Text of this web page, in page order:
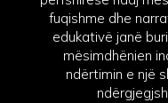
fuqishme dhe
edukativë janë
mësimdhënien
ndërtimin e një